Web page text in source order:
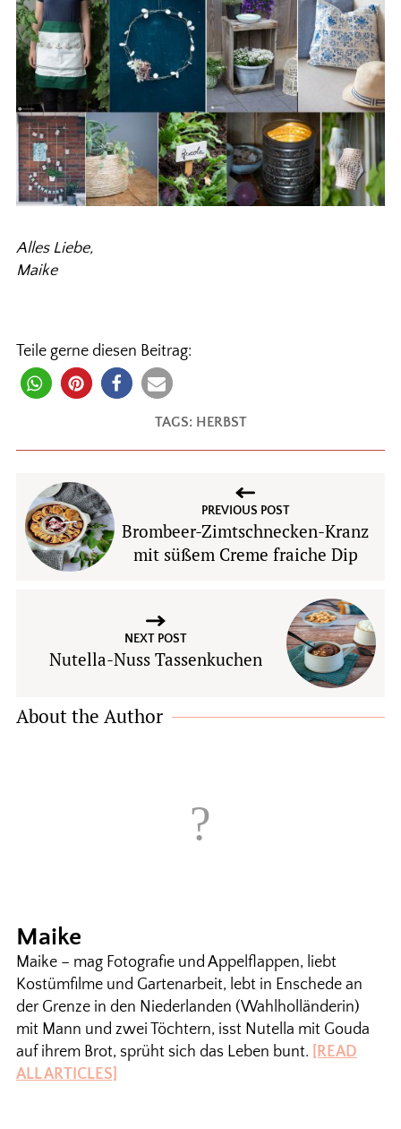
Alles Liebe,
Maike
Teile gerne diesen Beitrag:
TAGS: HERBST
PREVIOUS POST
Brombeer-Zimtschnecken-Kranz
mit süßem Creme fraiche Dip
NEXT POST
Nutella-Nuss Tassenkuchen
About the Author
Maike
Maike – mag Fotografie und Appelflappen, liebt
Kostümfilme und Gartenarbeit, lebt in Enschede an
der Grenze in den Niederlanden (Wahlholländerin)
mit Mann und zwei Töchtern, isst Nutella mit Gouda
auf ihrem Brot, sprüht sich das Leben bunt. [READ
ALL ARTICLES]